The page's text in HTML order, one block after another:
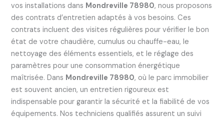
vos installations dans Mondreville 78980, nous proposons
des contrats d’entretien adaptés à vos besoins. Ces
contrats incluent des visites régulières pour vérifier le bon
état de votre chaudière, cumulus ou chauffe-eau, le
nettoyage des éléments essentiels, et le réglage des
paramètres pour une consommation énergétique
maîtrisée. Dans Mondreville 78980, où le parc immobilier
est souvent ancien, un entretien rigoureux est
indispensable pour garantir la sécurité et la fiabilité de vos
équipements. Nos techniciens qualifiés assurent un suivi